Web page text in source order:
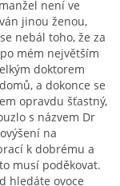
není ve
jinou ženou,
nebál toho, že za
mém největším
doktorem
a dokonce se
opravdu šťastný,
s názvem Dr
na
k dobrému a
musí poděkovat.
hledáte ovoce